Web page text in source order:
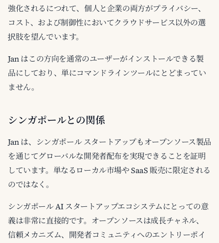
強化されるにつれて、個人と企業の両方がプライバシー、
コスト、および制御性においてクラウドサービス以外の選
択肢を望んでいます。
Jan はこの方向を通常のユーザーがインストールできる製
品にしており、単にコマンドラインツールにとどまってい
ません。
シンガポールとの関係
Jan は、シンガポール スタートアップもオープンソース製品
を通じてグローバルな開発者配布を実現できることを証明
しています。単なるローカル市場や SaaS 販売に限定される
のではなく。
シンガポール AI スタートアップエコシステムにとっての意
義は非常に直接的です。オープンソースは成長チャネル、
信頼メカニズム、開発者コミュニティへのエントリーポイ